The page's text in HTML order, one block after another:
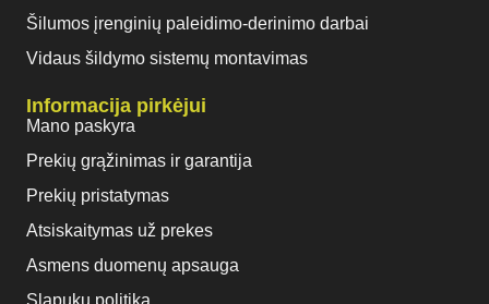
Šilumos įrenginių paleidimo-derinimo darbai
Vidaus šildymo sistemų montavimas
Informacija pirkėjui
Mano paskyra
Prekių grąžinimas ir garantija
Prekių pristatymas
Atsiskaitymas už prekes
Asmens duomenų apsauga